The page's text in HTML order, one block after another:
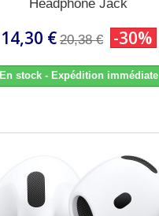
Headphone Jack
14,30 € 20,38 € -30%
En stock - Expédition immédiate